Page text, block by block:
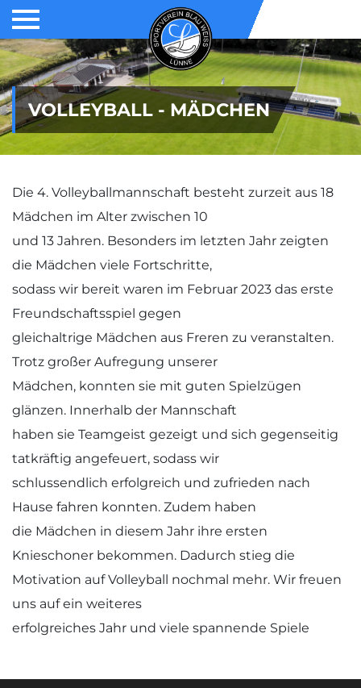
VOLLEYBALL - MÄDCHEN
Die 4. Volleyballmannschaft besteht zurzeit aus 18
Mädchen im Alter zwischen 10
und 13 Jahren. Besonders im letzten Jahr zeigten
die Mädchen viele Fortschritte,
sodass wir bereit waren im Februar 2023 das erste
Freundschaftsspiel gegen
gleichaltrige Mädchen aus Freren zu veranstalten.
Trotz großer Aufregung unserer
Mädchen, konnten sie mit guten Spielzügen
glänzen. Innerhalb der Mannschaft
haben sie Teamgeist gezeigt und sich gegenseitig
tatkräftig angefeuert, sodass wir
schlussendlich erfolgreich und zufrieden nach
Hause fahren konnten. Zudem haben
die Mädchen in diesem Jahr ihre ersten
Knieschoner bekommen. Dadurch stieg die
Motivation auf Volleyball nochmal mehr. Wir freuen
uns auf ein weiteres
erfolgreiches Jahr und viele spannende Spiele